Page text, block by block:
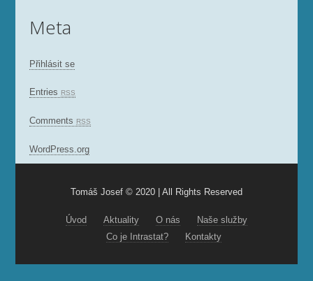
Meta
Přihlásit se
Entries RSS
Comments RSS
WordPress.org
Tomáš Josef © 2020 | All Rights Reserved
Úvod Aktuality O nás
Naše služby
Co je Intrastat?
Kontakty